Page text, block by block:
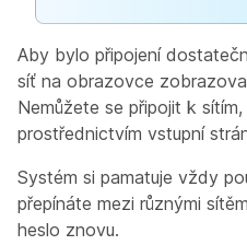
Aby bylo připojení
síť na obrazovce
Nemůžete se připojit k
prostřednictvím vstupní
Systém si pamatuje vždy
přepínáte mezi různými
heslo znovu.